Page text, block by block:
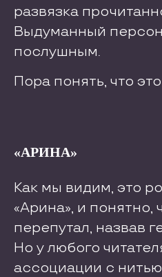
развязка
Выдуманный
послушным.
Пора понять, что
«АРИНА»
Как мы видим, это
«Арина», и понятно,
перепутал, назвав
Но у любого
ассоциации с